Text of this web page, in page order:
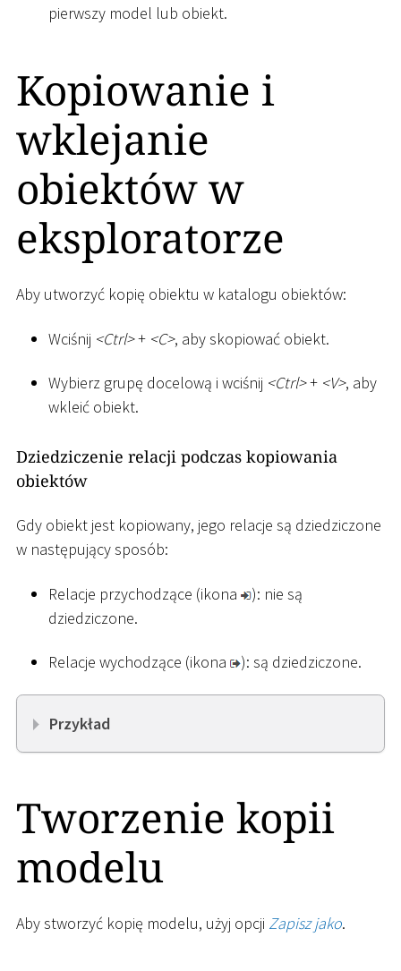
pierwszy model lub obiekt.
Kopiowanie i
wklejanie
obiektów w
eksploratorze
Aby utworzyć kopię obiektu w katalogu obiektów:
Wciśnij <Ctrl>+ <C>, aby skopiować obiekt.
Wybierz grupę docelową i wciśnij <Ctrl>+ <V>, aby
wkleić obiekt.
Dziedziczenie relacji podczas kopiowania
obiektów
Gdy obiekt jest kopiowany, jego relacje są dziedziczone
w następujący sposób:
Relacje przychodzące (ikona
): nie są
dziedziczone.
Relacje wychodzące (ikona ): są dziedziczone.
Przykład
Tworzenie kopii
modelu
Aby stworzyć kopię modelu, użyj opcji Zapisz jako.